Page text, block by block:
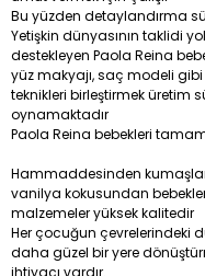
Bu yüzden detaylandırma
Yetişkin dünyasının taklidi
destekleyen Paola Reina
yüz makyajı, saç modeli gibi
teknikleri birleştirmek üretim
oynamaktadır
Paola Reina bebekleri
Hammaddesinden
vanilya kokusundan
malzemeler yüksek kalitedir
Her çocuğun çevrelerindeki
daha güzel bir yere
ihtiyacı vardır.